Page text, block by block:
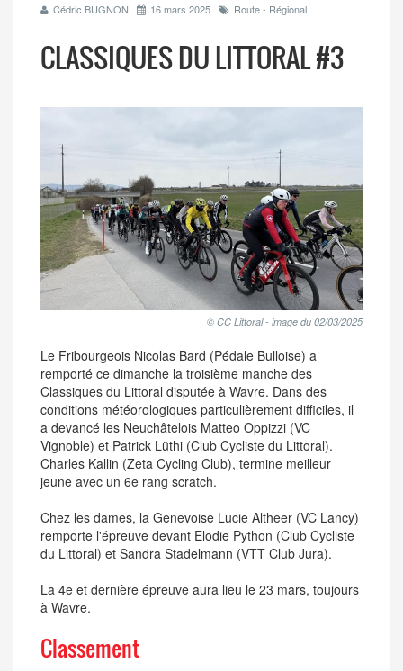
Cédric BUGNON 16 mars 2025 Route - Régional
CLASSIQUES DU LITTORAL #3
© CC Littoral - image du 02/03/2025
Le Fribourgeois Nicolas Bard (Pédale Bulloise) a
remporté ce dimanche la troisième manche des
Classiques du Littoral disputée à Wavre. Dans des
conditions météorologiques particulièrement difficiles, il
a devancé les Neuchâtelois Matteo Oppizzi (VC
Vignoble) et Patrick Lüthi (Club Cycliste du Littoral).
Charles Kallin (Zeta Cycling Club), termine meilleur
jeune avec un 6e rang scratch.
Chez les dames, la Genevoise Lucie Altheer (VC Lancy)
remporte l'épreuve devant Elodie Python (Club Cycliste
du Littoral) et Sandra Stadelmann (VTT Club Jura).
La 4e et dernière épreuve aura lieu le 23 mars, toujours
à Wavre.
Classement